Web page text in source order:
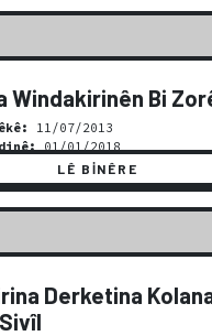
Windakirinên Bi
11/07/2013
01/01/2018
LÊ BİNÊRE
Derketina